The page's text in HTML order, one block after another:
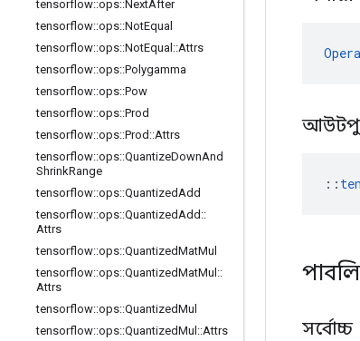
tensorflow::ops::NextAfter
tensorflow::ops::NotEqual
tensorflow::ops::NotEqual ::Attrs
tensorflow::ops::Polygamma
tensorflow::ops::Pow
tensorflow::ops::Prod
tensorflow::ops::Prod ::Attrs
tensorflow::ops::QuantizeDownAnd
ShrinkRange
tensorflow::ops::QuantizedAdd
tensorflow::ops::QuantizedAdd ::
Attrs
tensorflow::ops::QuantizedMatMul
tensorflow::ops::QuantizedMatMul ::
Attrs
tensorflow::ops::QuantizedMul
tensorflow::ops::QuantizedMul ::Attrs
::
সর্বোচ্চ